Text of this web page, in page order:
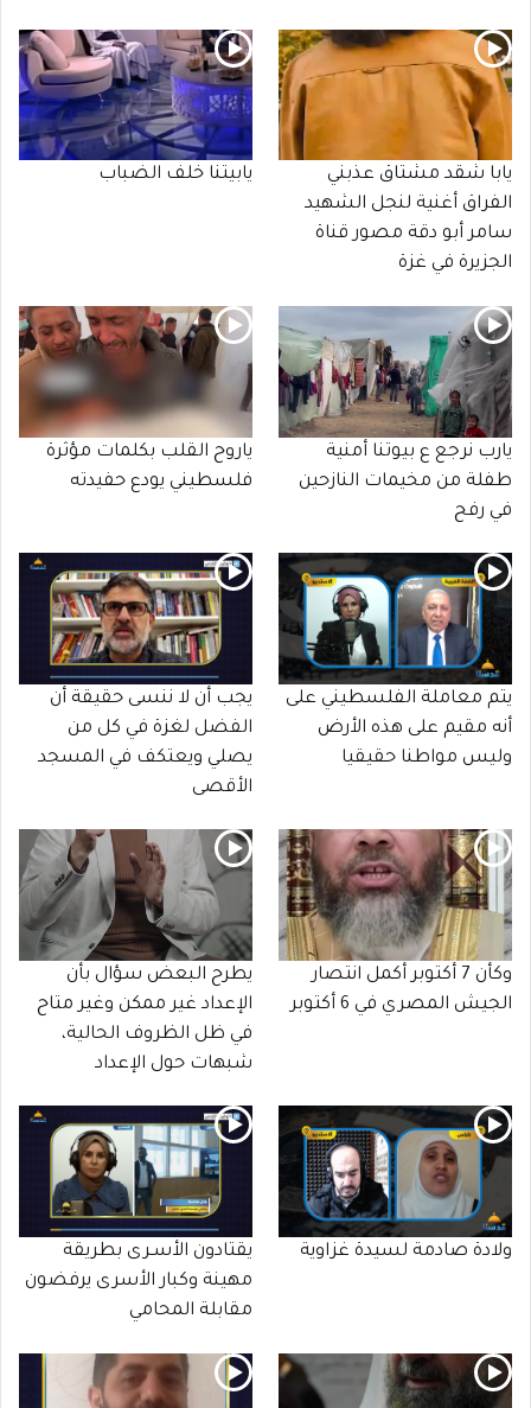
يابا شقد مشتاق عذبني
الفراق أغنية لنجل الشهيد
سامر أبو دقة مصور قناة
الجزيرة في غزة
يابيتنا خلف الضباب
يارب نرجع ع بيوتنا أمنية
طفلة من مخيمات النازحين
في رفح
ياروح القلب بكلمات مؤثرة
فلسطيني يودع حفيدته
يتم معاملة الفلسطيني على
أنه مقيم على هذه الأرض
وليس مواطنا حقيقيا
يجب أن لا ننسى حقيقة أن
الفضل لغزة في كل من
يصلي ويعتكف في المسجد
الأقصى
وكأن 7 أكتوبر أكمل انتصار
الجيش المصري في 6 أكتوبر
يطرح البعض سؤال بأن
الإعداد غير ممكن وغير متاح
في ظل الظروف الحالية،
شبهات حول الإعداد
ولادة صادمة لسيدة غزاوية
يقتادون الأسـرى بطريقة
مهينة وكبار الأسرى يرفضون
مقابلة المحامي